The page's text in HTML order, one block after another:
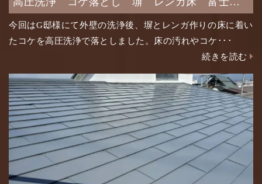
十里木 G邸様
今回はG邸様にて外壁の洗浄後、塀とレンガ作りの床に着い
たコケを高圧洗浄で落としました。床の汚れやコケ･･･
続きを読む